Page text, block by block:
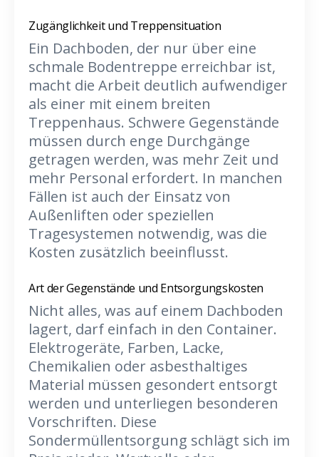
Zugänglichkeit und Treppensituation
Ein Dachboden, der nur über eine
schmale Bodentreppe erreichbar ist,
macht die Arbeit deutlich aufwendiger
als einer mit einem breiten
Treppenhaus. Schwere Gegenstände
müssen durch enge Durchgänge
getragen werden, was mehr Zeit und
mehr Personal erfordert. In manchen
Fällen ist auch der Einsatz von
Außenliften oder speziellen
Tragesystemen notwendig, was die
Kosten zusätzlich beeinflusst.
Art der Gegenstände und Entsorgungskosten
Nicht alles, was auf einem Dachboden
lagert, darf einfach in den Container.
Elektrogeräte, Farben, Lacke,
Chemikalien oder asbesthaltiges
Material müssen gesondert entsorgt
werden und unterliegen besonderen
Vorschriften. Diese
Sondermüllentsorgung schlägt sich im